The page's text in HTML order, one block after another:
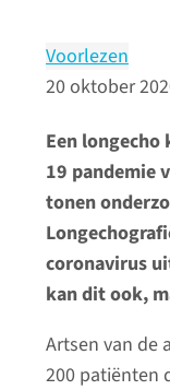
Voorlezen
20 oktober
Een longecho
19 pandemie
tonen
coronavirus
kan dit ook,
Artsen van de
200 patiënten